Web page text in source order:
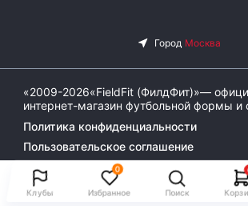
Клубы
0
Избранное Поиск
«2009-2026«FieldFit (ФилдФит)»—
интернет-магазин футбольной формы
Политика конфиденциальности
Пользовательское соглашение